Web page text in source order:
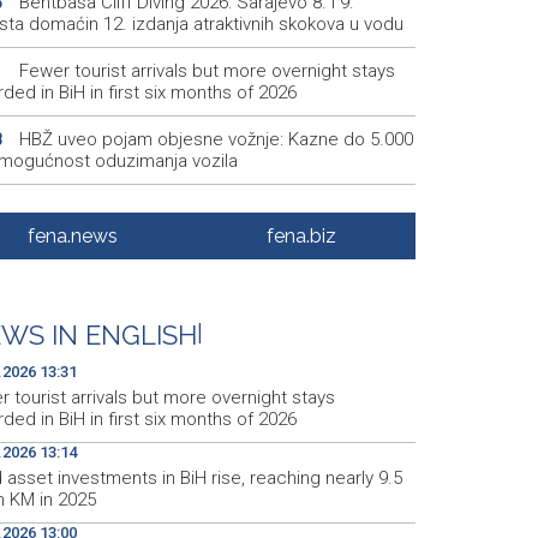
domaćin 12. izdanja atraktivnih skokova u vodu
Fewer tourist arrivals but more overnight stays
in BiH in first six months of 2026
HBŽ uveo pojam objesne vožnje: Kazne do 5.000
oduzimanja vozila
IFJ - U Bjelorusiji 21 novinar i medijski radnik u
iz političkih razloga
Saslušane još četiri osobe povezane s
centrom Srebrenica, na spisku ukupno 26
fena.news fena.biz
IN ENGLISH
13:31
tourist arrivals but more overnight stays
in BiH in first six months of 2026
13:14
asset investments in BiH rise, reaching nearly 9.5
KM in 2025
13:00